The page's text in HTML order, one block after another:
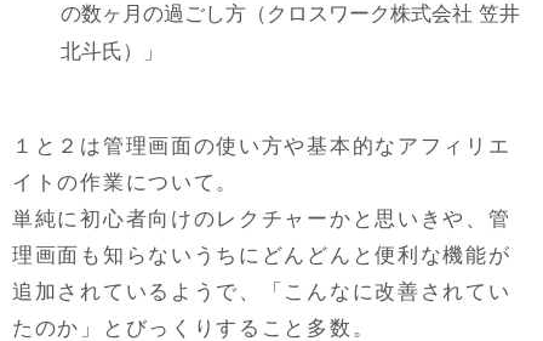
の数ヶ月の過ごし方（クロスワーク株式会社 笠井
北斗氏）」
１と２は管理画面の使い方や基本的なアフィリエ
イトの作業について。
単純に初心者向けのレクチャーかと思いきや、管
理画面も知らないうちにどんどんと便利な機能が
追加されているようで、「こんなに改善されてい
たのか」とびっくりすること多数。